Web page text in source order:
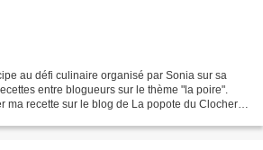
au défi culinaire organisé par Sonia sur sa
entre blogueurs sur le thème "la poire".
ma recette sur le blog de La popote du Clocher